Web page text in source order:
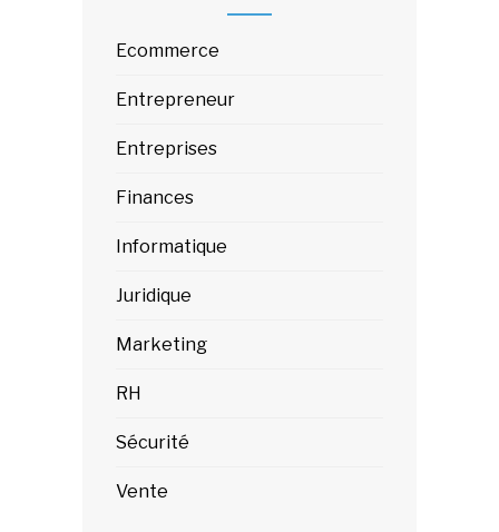
Ecommerce
Entrepreneur
Entreprises
Finances
Informatique
Juridique
Marketing
RH
Sécurité
Vente